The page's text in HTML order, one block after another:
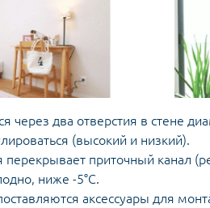
через два отверстия в стене
(высокий и низкий).
перекрывает приточный канал
ниже -5°С.
аксессуары для